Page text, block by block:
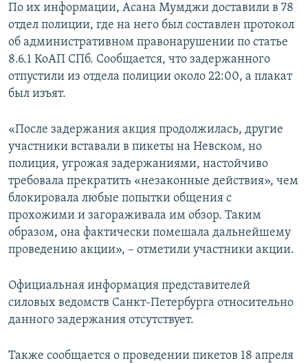
По их информации, Асана Мумджи доставили в 78
отдел полиции, где на него был составлен протокол
об административном правонарушении по статье
8.6.1 КоАП СПб. Сообщается, что задержанного
отпустили из отдела полиции около 22:00, а плакат
был изъят.
«После задержания акция продолжилась, другие
участники вставали в пикеты на Невском, но
полиция, угрожая задержаниями, настойчиво
требовала прекратить «незаконные действия», чем
блокировала любые попытки общения с
прохожими и загораживала им обзор. Таким
образом, она фактически помешала дальнейшему
проведению акции», – отметили участники акции.
Официальная информация представителей
силовых ведомств Санкт-Петербурга относительно
данного задержания отсутствует.
Также сообщается о проведении пикетов 18 апреля